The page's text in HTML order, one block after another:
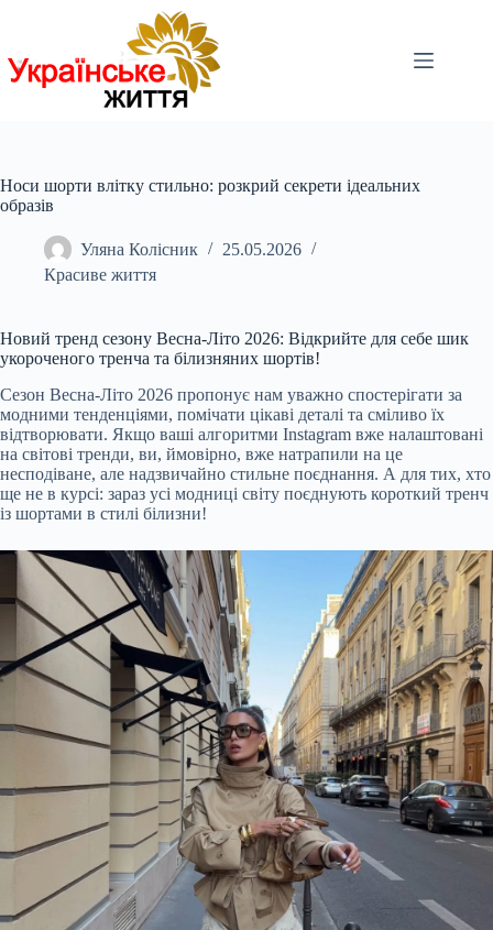
Носи шорти влітку стильно: розкрий секрети ідеальних
образів
Уляна Колісник
25.05.2026
Красиве життя
Новий тренд сезону Весна-Літо 2026: Відкрийте для себе шик
укороченого тренча та білизняних шортів!
Сезон Весна-Літо 2026 пропонує нам уважно спостерігати за
модними тенденціями, помічати цікаві деталі та сміливо їх
відтворювати. Якщо ваші алгоритми Instagram вже налаштовані
на світові тренди, ви, ймовірно, вже натрапили на це
несподіване, але надзвичайно стильне поєднання. А для тих, хто
ще не в курсі: зараз усі модниці світу поєднують короткий тренч
із шортами в стилі білизни!